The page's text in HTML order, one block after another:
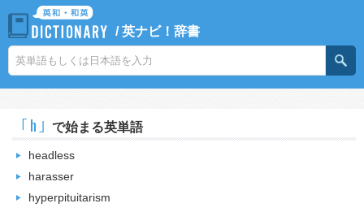
/英ナビ！辞書
｢h｣ で始まる英単語
headless
harasser
hyperpituitarism